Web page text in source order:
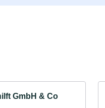
GmbH & Co